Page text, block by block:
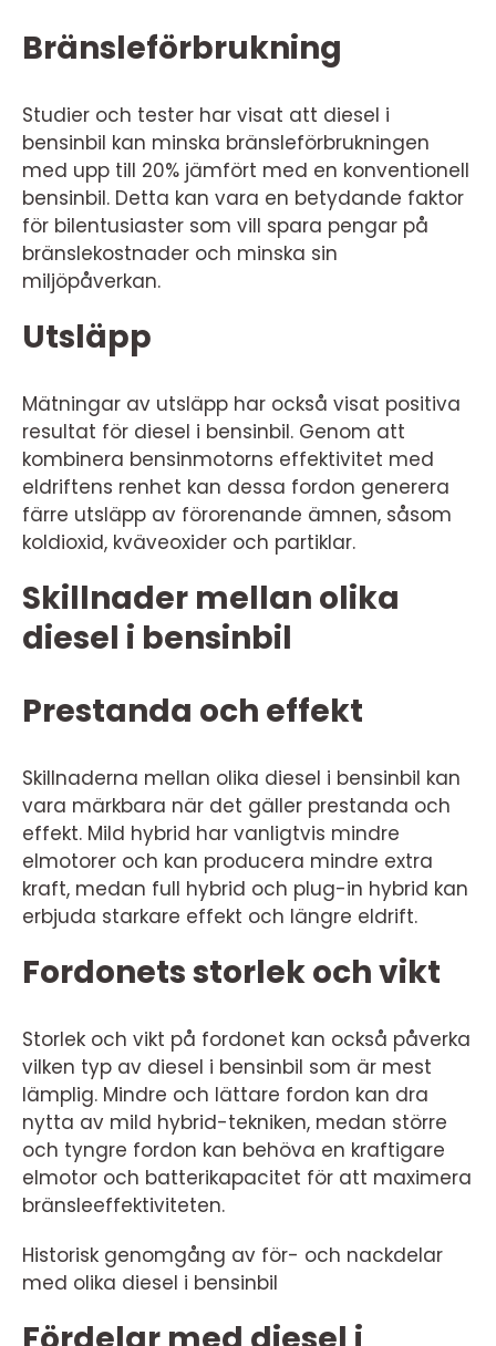
Bränsleförbrukning
Studier och tester har visat att diesel i
bensinbil kan minska bränsleförbrukningen
med upp till 20% jämfört med en konventionell
bensinbil. Detta kan vara en betydande faktor
för bilentusiaster som vill spara pengar på
bränslekostnader och minska sin
miljöpåverkan.
Utsläpp
Mätningar av utsläpp har också visat positiva
resultat för diesel i bensinbil. Genom att
kombinera bensinmotorns effektivitet med
eldriftens renhet kan dessa fordon generera
färre utsläpp av förorenande ämnen, såsom
koldioxid, kväveoxider och partiklar.
Skillnader mellan olika
diesel i bensinbil
Prestanda och effekt
Skillnaderna mellan olika diesel i bensinbil kan
vara märkbara när det gäller prestanda och
effekt. Mild hybrid har vanligtvis mindre
elmotorer och kan producera mindre extra
kraft, medan full hybrid och plug-in hybrid kan
erbjuda starkare effekt och längre eldrift.
Fordonets storlek och vikt
Storlek och vikt på fordonet kan också påverka
vilken typ av diesel i bensinbil som är mest
lämplig. Mindre och lättare fordon kan dra
nytta av mild hybrid-tekniken, medan större
och tyngre fordon kan behöva en kraftigare
elmotor och batterikapacitet för att maximera
bränsleeffektiviteten.
Historisk genomgång av för- och nackdelar
med olika diesel i bensinbil